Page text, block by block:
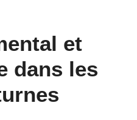
et
dans les